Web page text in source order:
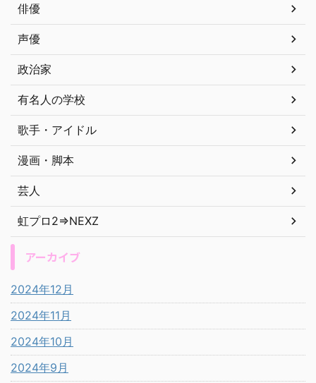
俳優
声優
政治家
有名人の学校
歌手・アイドル
漫画・脚本
芸人
虹プロ2⇒NEXZ
アーカイブ
2024年12月
2024年11月
2024年10月
2024年9月